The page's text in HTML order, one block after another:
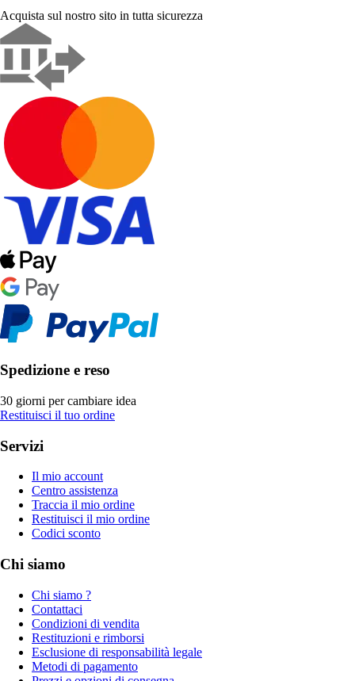
Acquista sul nostro sito in tutta sicurezza
Spedizione e reso
30 giorni per cambiare idea
Restituisci il tuo ordine
Servizi
Il mio account
Centro assistenza
Traccia il mio ordine
Restituisci il mio ordine
Codici sconto
Chi siamo
Chi siamo ?
Contattaci
Condizioni di vendita
Restituzioni e rimborsi
Esclusione di responsabilità legale
Metodi di pagamento